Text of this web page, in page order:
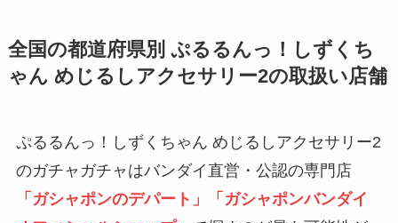
全国の都道府県別 ぷるるんっ！しずくち
ゃん めじるしアクセサリー2の取扱い店舗
ぷるるんっ！しずくちゃん めじるしアクセサリー2
のガチャガチャはバンダイ直営・公認の専門店
「ガシャポンのデパート」「ガシャポンバンダイ